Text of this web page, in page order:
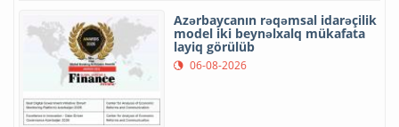
Azərbaycanın rəqəmsal idarəçilik
model iki beynəlxalq mükafata
layiq görülüb
06-08-2026